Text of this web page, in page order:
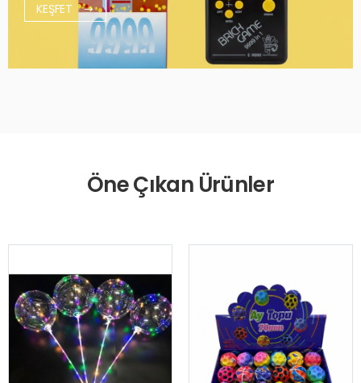
KEŞFET
Öne Çıkan Ürünler